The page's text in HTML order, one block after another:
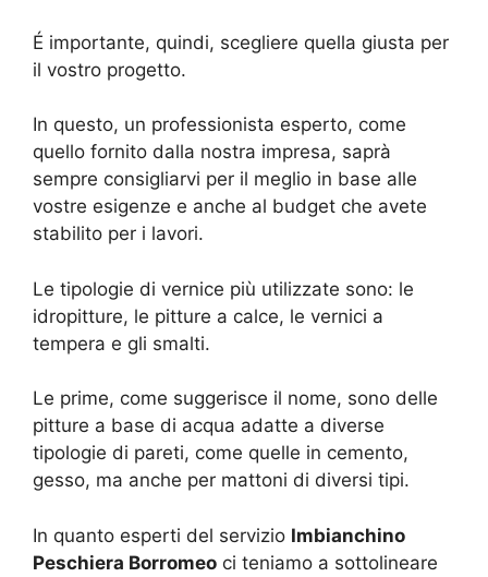
É importante, quindi, scegliere quella giusta per
il vostro progetto.
In questo, un professionista esperto, come
quello fornito dalla nostra impresa, saprà
sempre consigliarvi per il meglio in base alle
vostre esigenze e anche al budget che avete
stabilito per i lavori.
Le tipologie di vernice più utilizzate sono: le
idropitture, le pitture a calce, le vernici a
tempera e gli smalti.
Le prime, come suggerisce il nome, sono delle
pitture a base di acqua adatte a diverse
tipologie di pareti, come quelle in cemento,
gesso, ma anche per mattoni di diversi tipi.
In quanto esperti del servizio Imbianchino
Peschiera Borromeo ci teniamo a sottolineare